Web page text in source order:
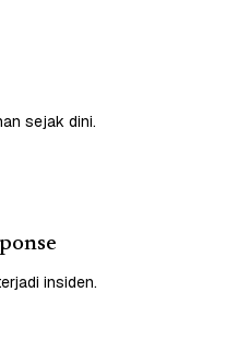
sejak dini.
insiden.